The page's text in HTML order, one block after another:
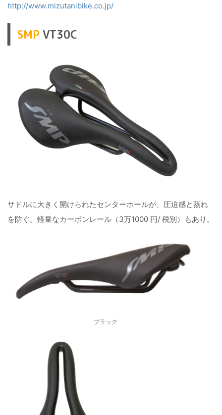
http://www.mizutanibike.co.jp/
SMP VT30C
サドルに大きく開けられたセンターホールが、圧迫感と蒸れ
を防ぐ。軽量なカーボンレール（3万1000 円/ 税別）もあり。
ブラック